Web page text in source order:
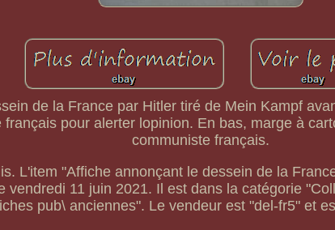
de la France par Hitler tiré de Mein Kampf
français pour alerter lopinion. En bas, marge à
communiste français.
L'item "Affiche annonçant le dessein de la
vendredi 11 juin 2021. Il est dans la catégorie
pub\ anciennes". Le vendeur est "del-fr5" et